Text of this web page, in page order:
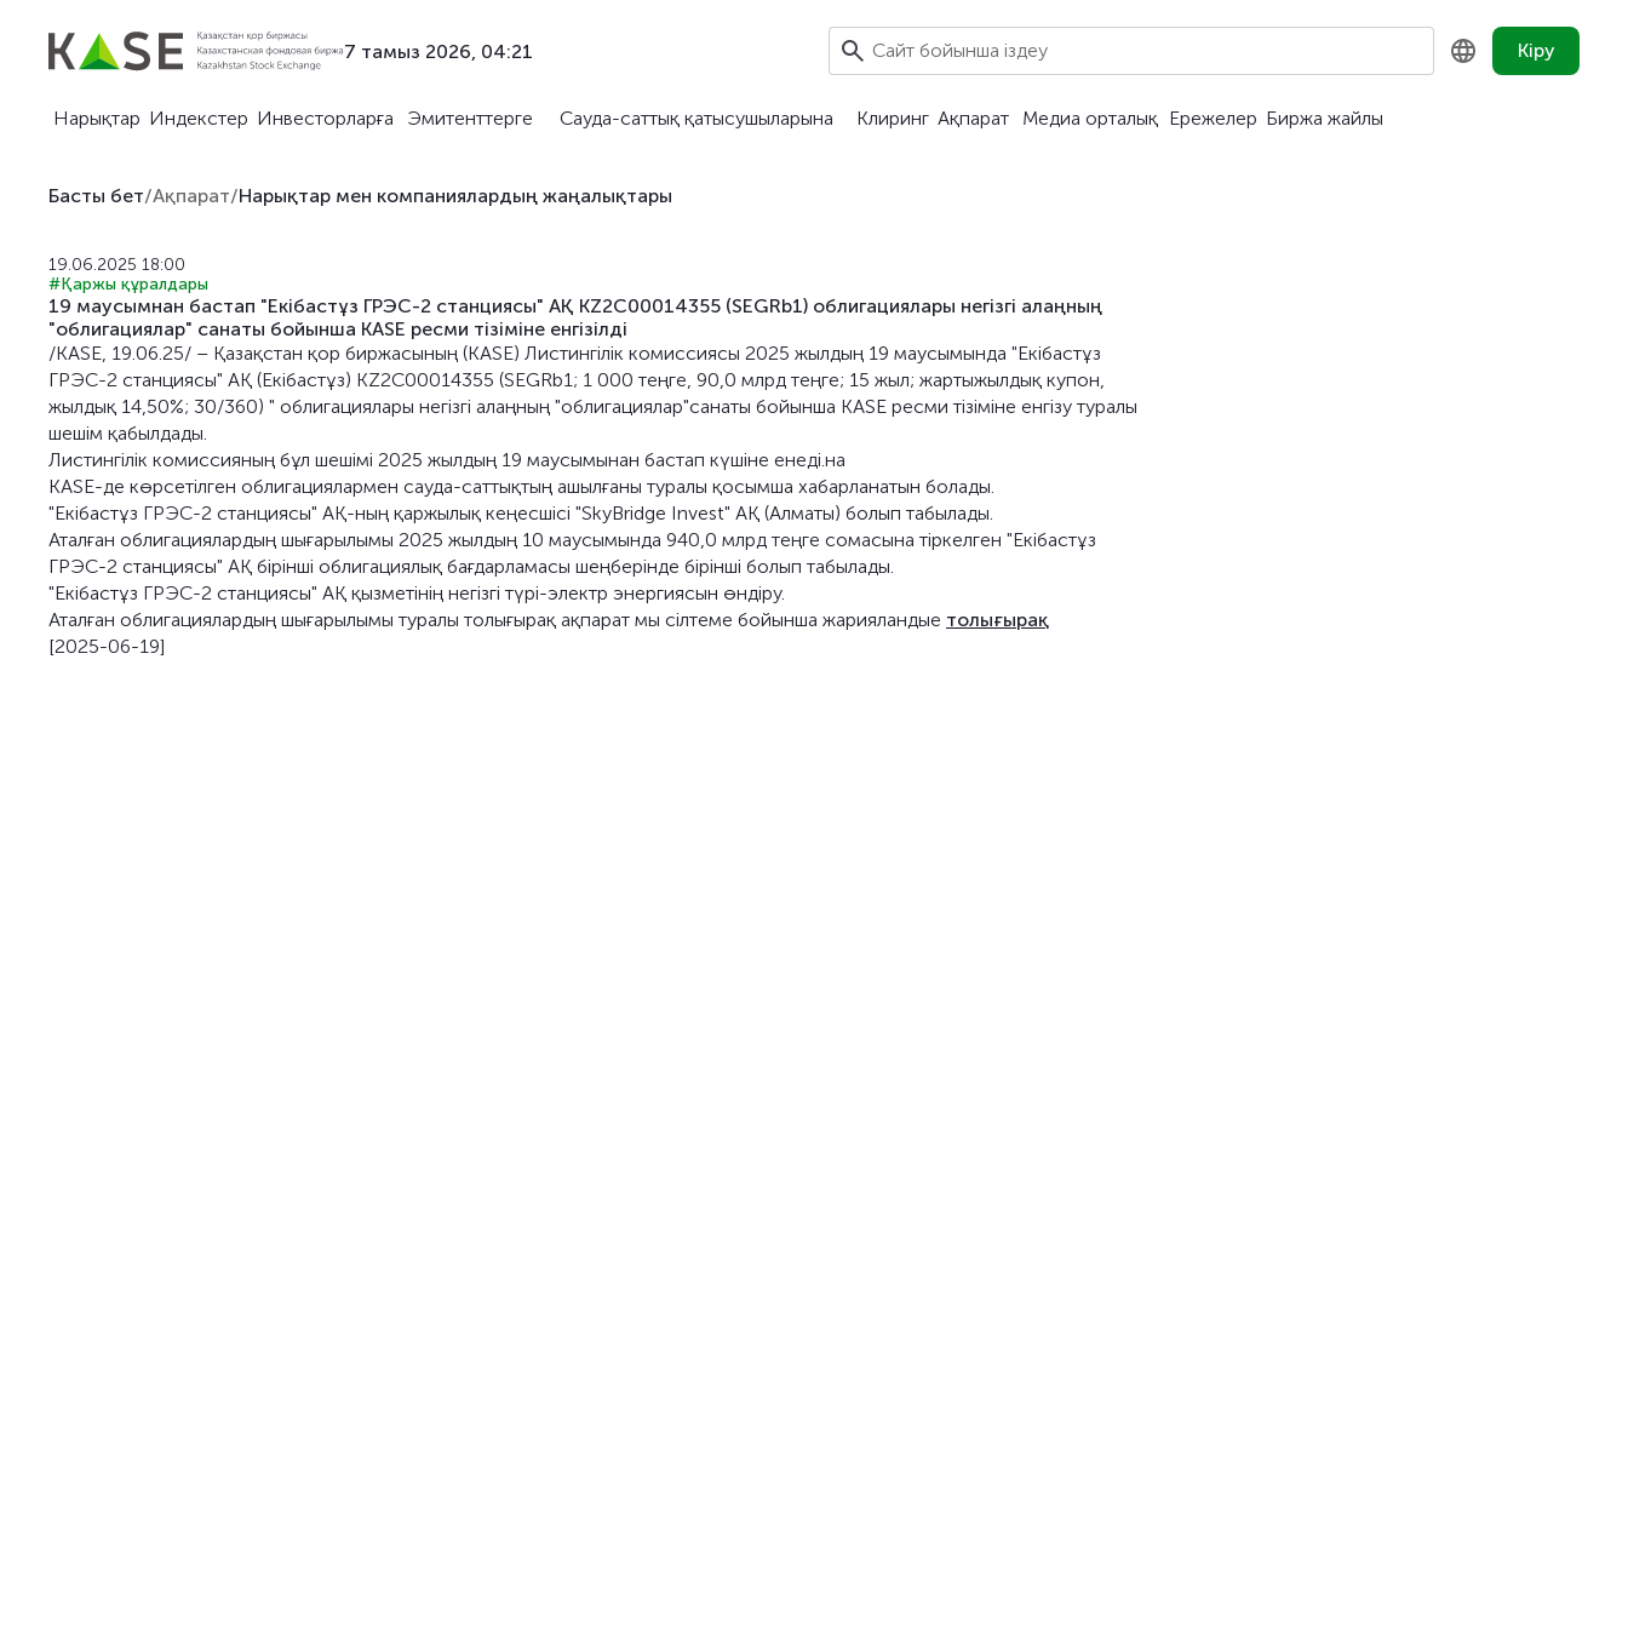
7 тамыз 2026, 04:21 Кіру
Нарықтар Индекстер Инвесторларға Эмитенттерге Сауда-саттық қатысушыларына Клиринг Ақпарат Медиа орталық Ережелер Биржа жайлы
Басты бет/Ақпарат/Нарықтар мен компаниялардың жаңалықтары
19.06.2025 18:00
#Қаржы құралдары
19 маусымнан бастап "Екібастұз ГРЭС-2 станциясы" АҚ KZ2C00014355 (SEGRb1) облигациялары негізгі алаңның
"облигациялар" санаты бойынша KASE ресми тізіміне енгізілді
/KASE, 19.06.25/ – Қазақстан қор биржасының (KASE) Листингілік комиссиясы 2025 жылдың 19 маусымында "Екібастұз
ГРЭС-2 станциясы" АҚ (Екібастұз) KZ2C00014355 (SEGRb1; 1 000 теңге, 90,0 млрд теңге; 15 жыл; жартыжылдық купон,
жылдық 14,50%; 30/360) " облигациялары негізгі алаңның "облигациялар"санаты бойынша KASE ресми тізіміне енгізу туралы
шешім қабылдады.
Листингілік комиссияның бұл шешімі 2025 жылдың 19 маусымынан бастап күшіне енеді.на
KASE-де көрсетілген облигациялармен сауда-саттықтың ашылғаны туралы қосымша хабарланатын болады.
"Екібастұз ГРЭС-2 станциясы" АҚ-ның қаржылық кеңесшісі "SkyBridge Invest" АҚ (Алматы) болып табылады.
Аталған облигациялардың шығарылымы 2025 жылдың 10 маусымында 940,0 млрд теңге сомасына тіркелген "Екібастұз
ГРЭС-2 станциясы" АҚ бірінші облигациялық бағдарламасы шеңберінде бірінші болып табылады.
"Екібастұз ГРЭС-2 станциясы" АҚ қызметінің негізгі түрі-электр энергиясын өндіру.
Аталған облигациялардың шығарылымы туралы толығырақ ақпарат мы сілтеме бойынша жарияландые толығырақ
[2025-06-19]